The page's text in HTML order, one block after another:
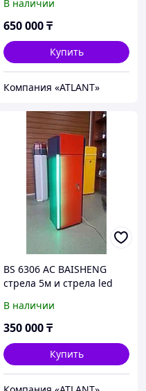
В наличии
650 000₸
Купить
Компания «ATLANT»
BS 6306 AC BAISHENG
стрела 5м и стрела led
В наличии
350 000₸
Купить